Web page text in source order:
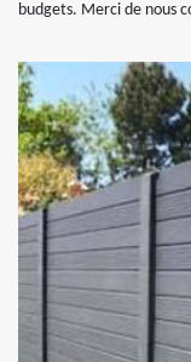
budgets. Merci de nous